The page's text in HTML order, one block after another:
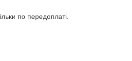
по передоплаті.